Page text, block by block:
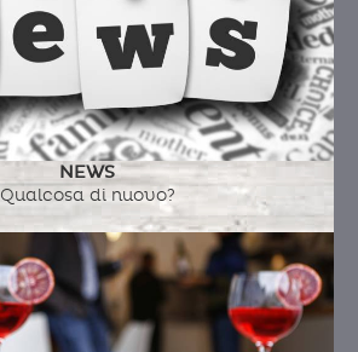
NEWS
Qualcosa di nuovo?